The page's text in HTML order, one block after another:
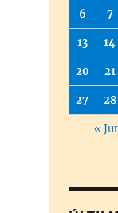
6 7
13 14
20 21
27 28
«